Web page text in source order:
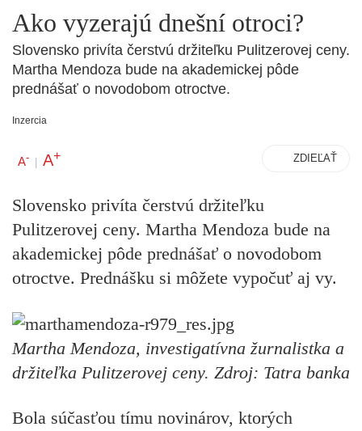
Ako vyzerajú dnešní otroci?
Slovensko privíta čerstvú držiteľku Pulitzerovej ceny.
Martha Mendoza bude na akademickej pôde
prednášať o novodobom otroctve.
Inzercia
A- | A+ ZDIEĽAŤ
Slovensko privíta čerstvú držiteľku
Pulitzerovej ceny. Martha Mendoza bude na
akademickej pôde prednášať o novodobom
otroctve. Prednášku si môžete vypočuť aj vy.
Martha Mendoza, investigatívna žurnalistka a
držiteľka Pulitzerovej ceny. Zdroj: Tatra banka
Bola súčasťou tímu novinárov, ktorých